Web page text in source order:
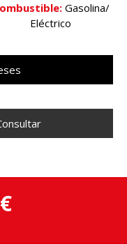
Gasolina/
Eléctrico